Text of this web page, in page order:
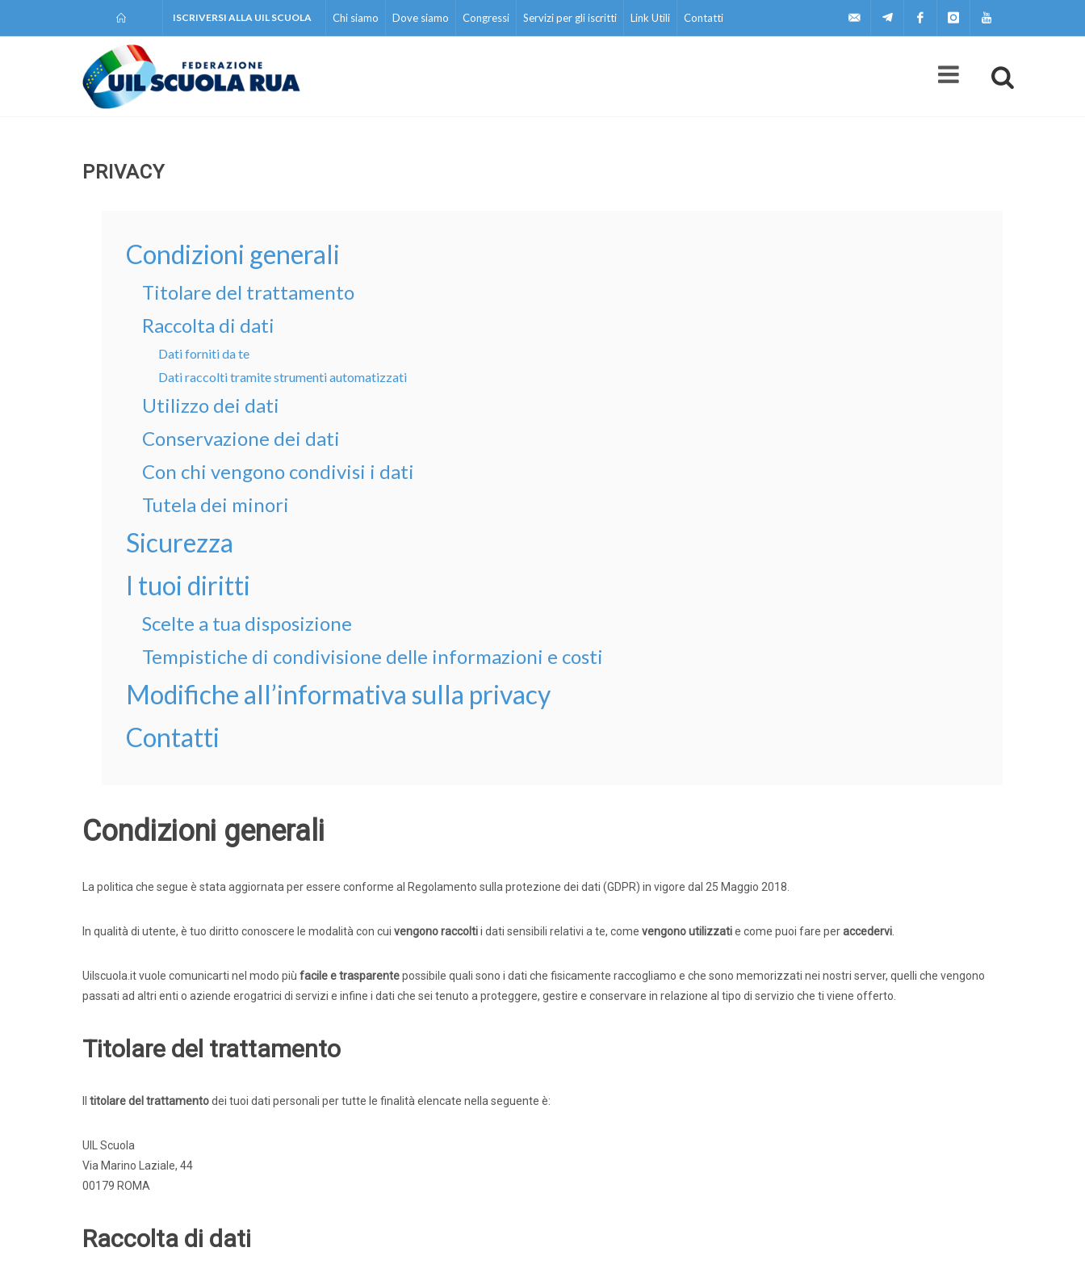
ISCRIVERSI ALLA UIL SCUOLA Chi siamo Dove siamo Congressi Servizi per gli iscritti Link Utili Contatti
PRIVACY
Condizioni generali
Titolare del trattamento
Raccolta di dati
Dati forniti da te
Dati raccolti tramite strumenti automatizzati
Utilizzo dei dati
Conservazione dei dati
Con chi vengono condivisi i dati
Tutela dei minori
Sicurezza
I tuoi diritti
Scelte a tua disposizione
Tempistiche di condivisione delle informazioni e costi
Modifiche all’informativa sulla privacy
Contatti
Condizioni generali
La politica che segue è stata aggiornata per essere conforme al Regolamento sulla protezione dei dati (GDPR) in vigore dal 25 Maggio 2018.
In qualità di utente, è tuo diritto conoscere le modalità con cui vengono raccoltii dati sensibili relativi a te, come vengono utilizzatie come puoi fare peraccedervi
Uilscuola.it vuole comunicarti nel modo più facile e trasparentepossibile quali sono i dati che fisicamente raccogliamo e che sono memorizzati nei nostri server, quelli che vengono
passati ad altri enti o aziende erogatrici di servizi e infine i dati che sei tenuto a proteggere, gestire e conservare in relazione al tipo di servizio che ti viene offerto.
Titolare del trattamento
titolare del trattamentodei tuoi dati personali per tutte le finalità elencate nella seguente è:
UIL Scuola
Via Marino Laziale, 44
00179 ROMA
Raccolta di dati